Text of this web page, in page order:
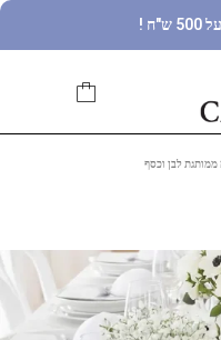
!
ממותגת לבן וכסף